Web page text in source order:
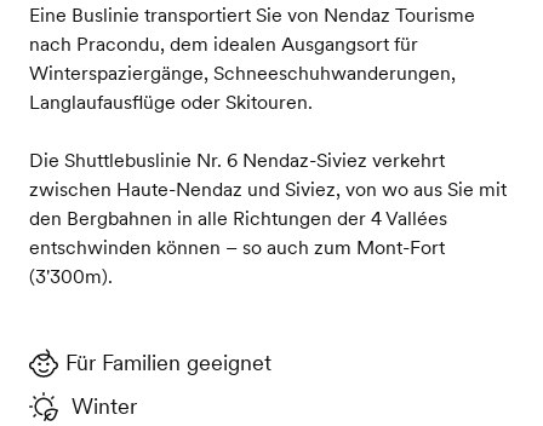
Eine Buslinie transportiert Sie von Nendaz Tourisme
nach Pracondu, dem idealen Ausgangsort für
Winterspaziergänge, Schneeschuhwanderungen,
Langlaufausflüge oder Skitouren.
Die Shuttlebuslinie Nr. 6 Nendaz-Siviez verkehrt
zwischen Haute-Nendaz und Siviez, von wo aus Sie mit
den Bergbahnen in alle Richtungen der 4 Vallées
entschwinden können – so auch zum Mont-Fort
(3'300m).
Für Familien geeignet
Winter